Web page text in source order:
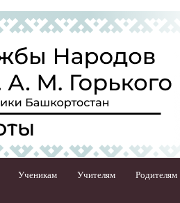
Ученикам Учителям Родителям